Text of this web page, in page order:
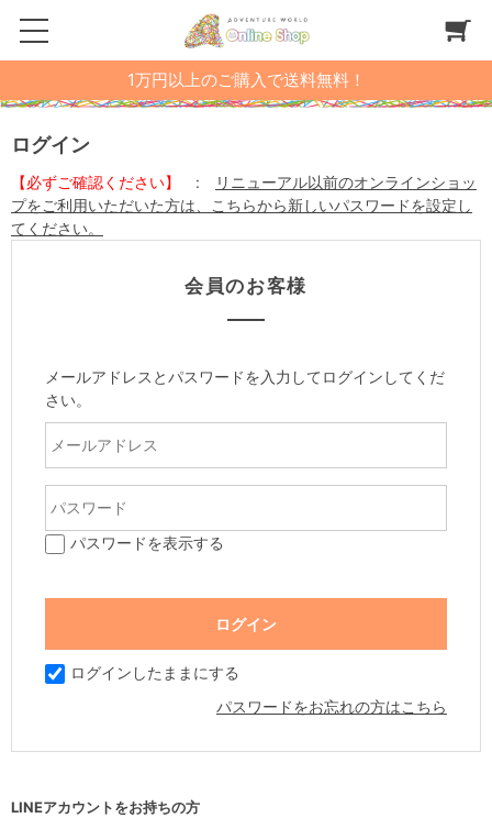
1万円以上のご購入で送料無料！
ログイン
【必ずご確認ください】 :
リニューアル以前のオンラインショッ
プをご利用いただいた方は、こちらから新しいパスワードを設定し
てください。
会員のお客様
メールアドレスとパスワードを入力してログインしてくだ
さい。
パスワードを表示する
ログインしたままにする
パスワードをお忘れの方はこちら
LINEアカウントをお持ちの方